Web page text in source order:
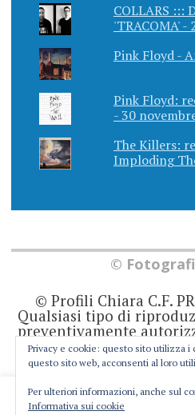
COLLARS :::
'TRACOMA' -
Pink Floyd -
Pink Floyd:
- 30
The Killers:
Imploding
©
© Profili Chiara C.F.
Qualsiasi tipo di
preventivamente
non rappresenta una
quanto viene
prodotto editoriale ai
7/3/2001. Ogni
This website uses cookies to
Privacy e cookie: questo sito utilizza
questo sito web, acconsenti al loro
Per ulteriori informazioni, anche sul
Informativa sui cookie